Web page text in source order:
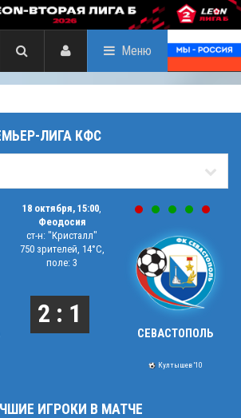
Меню
ЛИГА КФС
18 октября, 15:00
Феодосия
ст-н: "Кристалл"
750 зрителей, 14°C,
поле: 3
2 : 1
СЕВАСТОПОЛЬ
Култышев '10
ИГРОКИ В МАТЧЕ